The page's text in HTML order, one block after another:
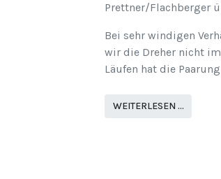
Prettner/Flachberger
Bei sehr windigen
wir die Dreher nicht
Läufen hat die
WEITERLESEN …